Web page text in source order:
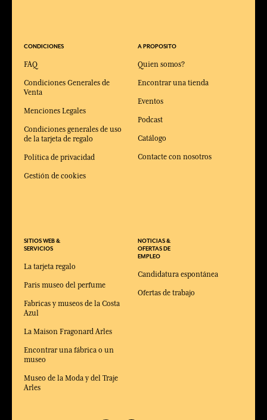
CONDICIONES
FAQ
Condiciones Generales de
Venta
Menciones Legales
Condiciones generales de uso
de la tarjeta de regalo
Política de privacidad
Gestión de cookies
SITIOS WEB &
SERVICIOS
La tarjeta regalo
Paris museo del perfume
Fabricas y museos de la Costa
Azul
La Maison Fragonard Arles
Encontrar una fábrica o un
museo
Museo de la Moda y del Traje
Arles
A PROPOSITO
Quien somos?
Encontrar una tienda
Eventos
Podcast
Catálogo
Contacte con nosotros
NOTICIAS &
OFERTAS DE
EMPLEO
Candidatura espontánea
Ofertas de trabajo